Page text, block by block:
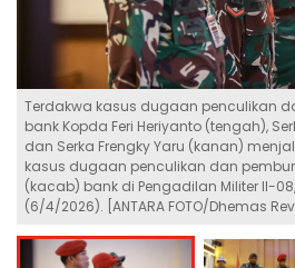
Terdakwa kasus dugaan penculikan
bank Kopda Feri Heriyanto (tengah),
dan Serka Frengky Yaru (kanan)
kasus dugaan penculikan dan
(kacab) bank di Pengadilan Militer II-
(6/4/2026). [ANTARA FOTO/Dhemas